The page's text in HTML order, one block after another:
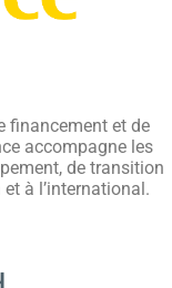
financement et de
accompagne les
de transition
à l’international.